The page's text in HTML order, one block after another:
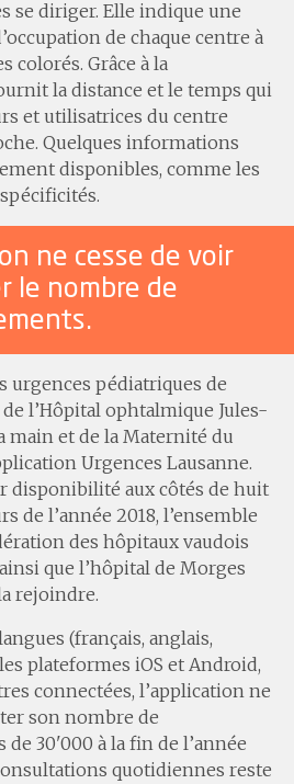
se diriger. Elle indique une
de chaque centre à
colorés. Grâce à la
la distance et le temps qui
et utilisatrices du centre
Quelques informations
disponibles, comme les
ne cesse de voir
le nombre de
urgences pédiatriques de
de l’Hôpital ophtalmique Jules-
main et de la Maternité du
Urgences Lausanne.
disponibilité aux côtés de huit
de l’année 2018, l’ensemble
des hôpitaux vaudois
que l’hôpital de Morges
rejoindre.
(français, anglais,
plateformes iOS et Android,
connectées, l’application ne
son nombre de
30'000 à la fin de l’année
quotidiennes reste